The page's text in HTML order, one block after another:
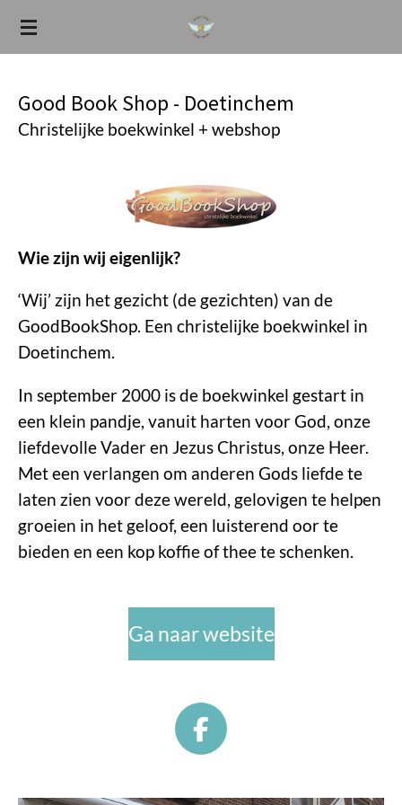
Ga
de
hoofdinhoud
Good Book Shop - Doetinchem
Christelijke boekwinkel + webshop
Wie zijn wij eigenlijk?
‘Wij’ zijn het gezicht (de gezichten) van de
GoodBookShop. Een christelijke boekwinkel in
Doetinchem.
In september 2000 is de boekwinkel gestart in
een klein pandje, vanuit harten voor God, onze
liefdevolle Vader en Jezus Christus, onze Heer.
Met een verlangen om anderen Gods liefde te
laten zien voor deze wereld, gelovigen te helpen
groeien in het geloof, een luisterend oor te
bieden en een kop koffie of thee te schenken.
Ga naar website
F
a